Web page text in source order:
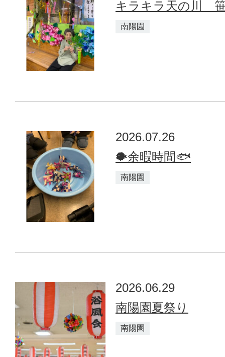
キラキラ天の川
南陽園
2026.07.26
🐡余暇時間🐟
南陽園
2026.06.29
南陽園夏祭り
南陽園